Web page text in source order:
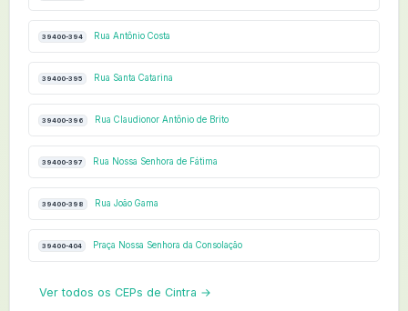
39400-394 Rua Antônio Costa
39400-395 Rua Santa Catarina
39400-396 Rua Claudionor Antônio de Brito
39400-397 Rua Nossa Senhora de Fátima
39400-398 Rua João Gama
39400-404 Praça Nossa Senhora da Consolação
Ver todos os CEPs de Cintra →